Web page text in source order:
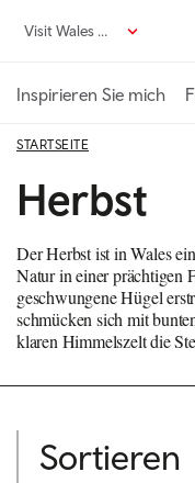
zumVisit Wales DE
Inspirieren Sie mich
STARTSEITE
Herbst
Der Herbst ist in Wales
Natur in einer prächtigen
geschwungene Hügel
schmücken sich mit
klaren Himmelszelt die
Sortieren